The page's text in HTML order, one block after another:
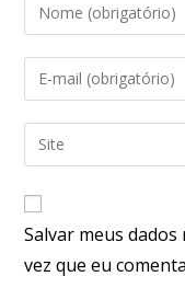
Salvar meus
vez que eu